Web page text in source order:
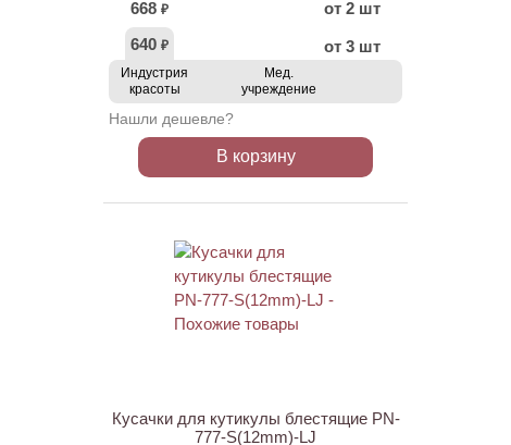
668 ₽
от 2 шт
640 ₽ от 3 шт
Индустрия
красоты
Мед.
учреждение
Нашли дешевле?
В корзину
Кусачки для кутикулы блестящие PN-
777-S(12mm)-LJ